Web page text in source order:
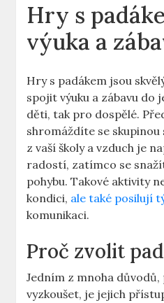
Hry s
výuka a
Hry s padákem jsou
spojit výuku a zábavu do
děti, tak pro dospělé.
shromáždíte se
z vaší školy a vzduch je
radostí, zatímco se
pohybu. Takové aktivity
kondici, ale také posilují
komunikaci.
Proč zvolit
Jedním z mnoha
vyzkoušet, je jejich